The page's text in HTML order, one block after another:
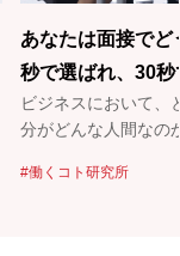
あなたは面接で
秒で選ばれ、30
メージ戦略を考え
ビジネスにおいて、
分がどんな人間なの
るものだろう。どう
働くコト研究所